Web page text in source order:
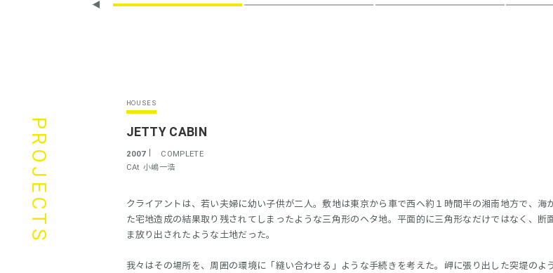
PROJECTS
HOUSES
JETTY CABIN
2007
COMPLETE
CAt 小嶋一浩
クライアントは、若い夫婦に幼い子供が二人。敷地は東京から車で西へ約１時間半の湘南地方で、海
た宅地造成の結果取り残されてしまったような三角形のヘタ地。平面的に三角形なだけではなく、断
ま放り出されたような土地だった。
我々はその場所を、周囲の環境に「縫い合わせる」ような手続きを考えた。岬に張り出した突堤のよ